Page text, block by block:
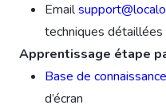
Email
techniques détaillées
Apprentissage étape
Base de
d’écran